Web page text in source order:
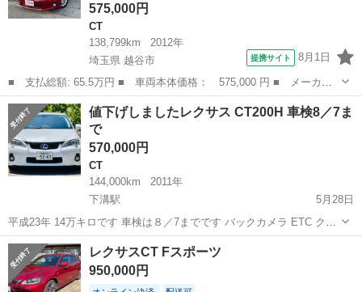
575,000円
CT
138,799km
2012年
埼玉県 越谷市
提携サイト 8月1日
■ 支払総額: 65.5万円 ■ 車両本体価格： 575,000 円 ■ メーカー
名： レクサス ■ 車種名： ＣＴ ■ グレード名： ＣＴ２００
ｈ バージョンＣ バックカメラ、ＥＴＣ、プッシュスタート、スマ
ートキー、電動...
埼玉 越谷市 CT
値下げしましたレクサス CT200H 車検8／7ま
で
570,000円
CT
144,000km
2011年
下溝駅
5月28日
平成23年 14万キロです 車検は８／7までです バックカメラ ETC クル
ーズコントロール すべてのウィンカーライトをLEDに変更しました。
清潔で整った内装と外装 ペット飼育歴、喫煙歴はありません。 こ...
神奈川 厚木市 下溝駅
レクサスCT Fスポーツ
950,000円